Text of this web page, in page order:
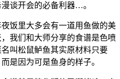
谈开会的必备利器…。
里大多会有一道用鱼做的美
我们和大师分享的食谱是色喷
叫松鼠鲈鱼其实原材料只要
是因为可是鱼身的样子。